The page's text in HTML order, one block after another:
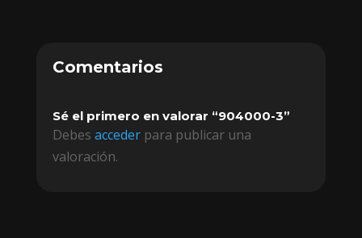
Comentarios
Sé el primero en valorar “904000-3”
Debes accederpara publicar una
valoración.